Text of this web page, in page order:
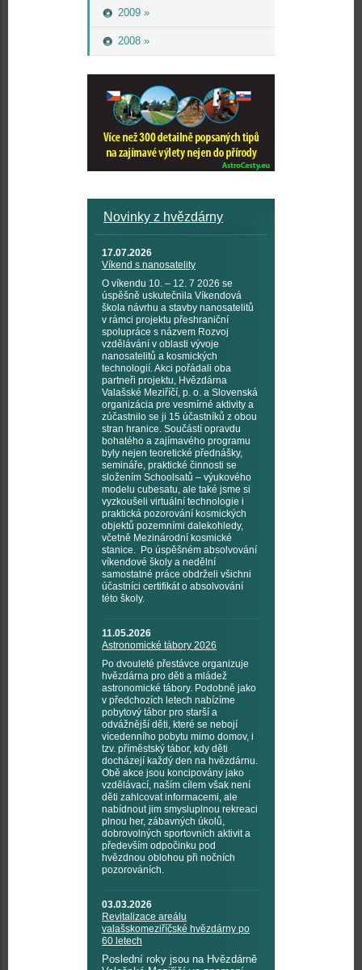
2009 »
2008 »
Novinky z hvězdárny
17.07.2026
Víkend s nanosatelity
O víkendu 10. – 12. 7 2026 se
úspěšně uskutečnila Víkendová
škola návrhu a stavby nanosatelitů
v rámci projektu přeshraniční
spolupráce s názvem Rozvoj
vzdělávání v oblasti vývoje
nanosatelitů a kosmických
technologií. Akci pořádali oba
partneři projektu, Hvězdárna
Valašské Meziříčí, p. o. a Slovenská
organizácia pre vesmírné aktivity a
zúčastnilo se ji 15 účastníků z obou
stran hranice. Součástí opravdu
bohatého a zajímavého programu
byly nejen teoretické přednášky,
semináře, praktické činnosti se
složením Schoolsatů – výukového
modelu cubesatu, ale také jsme si
vyzkoušeli virtuální technologie i
praktická pozorování kosmických
objektů pozemními dalekohledy,
včetně Mezinárodní kosmické
stanice. Po úspěšném absolvování
víkendové školy a nedělní
samostatné práce obdrželi všichni
účastníci certifikát o absolvování
této školy.
11.05.2026
Astronomické tábory 2026
Po dvouleté přestávce organizuje
hvězdárna pro děti a mládež
astronomické tábory. Podobně jako
v předchozích letech nabízíme
pobytový tábor pro starší a
odvážnější děti, které se nebojí
vícedenního pobytu mimo domov, i
tzv. příměstský tábor, kdy děti
docházejí každý den na hvězdárnu.
Obě akce jsou koncipovány jako
vzdělávací, naším cílem však není
děti zahlcovat informacemi, ale
nabídnout jim smysluplnou rekreaci
plnou her, zábavných úkolů,
dobrovolných sportovních aktivit a
především odpočinku pod
hvězdnou oblohou při nočních
pozorováních.
03.03.2026
Revitalizace areálu
valašskomeziříčské hvězdárny po
60 letech
Poslední roky jsou na Hvězdárně